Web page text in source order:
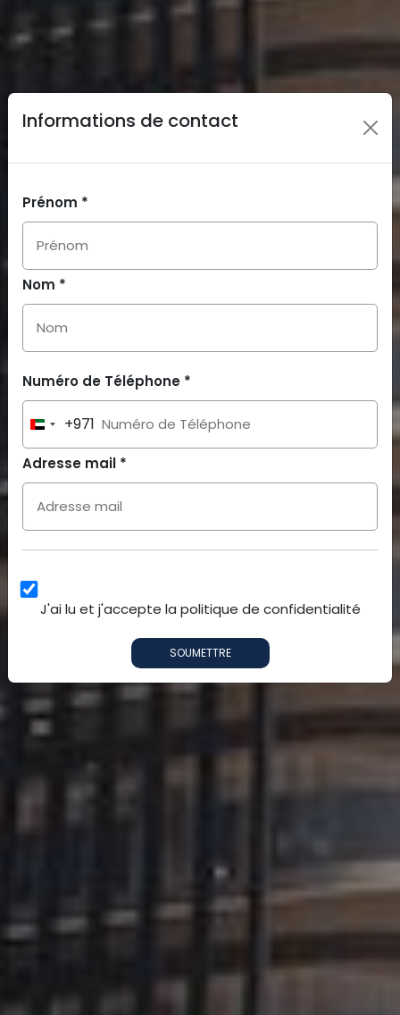
Informations de contact
Prénom *
Nom *
Numéro de Téléphone *
United
Arab
Emirates
+971
Adresse mail *
J'ai lu et j'accepte la politique de confidentialité
SOUMETTRE